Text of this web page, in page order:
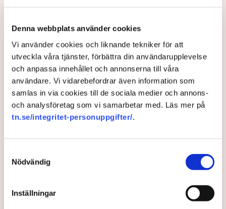
Denna webbplats använder cookies
Vi använder cookies och liknande tekniker för att
utveckla våra tjänster, förbättra din användarupplevelse
och anpassa innehållet och annonserna till våra
användare. Vi vidarebefordrar även information som
samlas in via cookies till de sociala medier och annons-
och analysföretag som vi samarbetar med. Läs mer på
tn.se/integritet-personuppgifter/.
Nödvändig
Inställningar
Nu utförs ett pågående arbete av dialogpolis, drönare
– Det finns i dagsläget ett 40-tal misstänkta personer,
cirka 120 brottsmisstankar och det har gjorts både
avvisanden, avlägsnanden och gripanden, säger Anna-
Lena Mann.
Med stöd av polislagen 13 paragraf kan polisen
beordra bort eller fysiskt flytta personer som stör
allmän ordning, och i vissa fall transportera aktivister
flera mil bort från platsen.
– Bara idag (tisdag, 5 augusti reds. anm.) har det skett
personerna vägrar att följa order och det olaga intrånget
Samtidigt menar Anna-Lena Mann att polisens uppgift